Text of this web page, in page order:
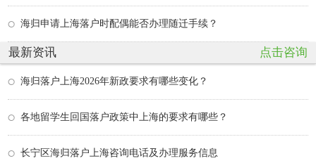
海归申请上海落户时配偶能否办理随迁手续？
最新资讯 点击咨询
海归落户上海2026年新政要求有哪些变化？
各地留学生回国落户政策中上海的要求有哪些？
长宁区海归落户上海咨询电话及办理服务信息